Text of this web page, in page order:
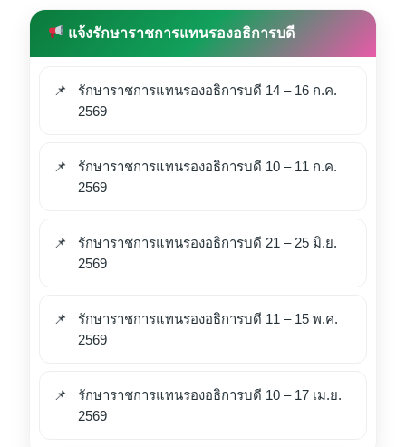
แจ้งรักษาราชการแทนรองอธิการบดี
รักษาราชการแทนรองอธิการบดี 14 – 16 ก.ค.
2569
รักษาราชการแทนรองอธิการบดี 10 – 11 ก.ค.
2569
รักษาราชการแทนรองอธิการบดี 21 – 25 มิ.ย.
2569
รักษาราชการแทนรองอธิการบดี 11 – 15 พ.ค.
2569
รักษาราชการแทนรองอธิการบดี 10 – 17 เม.ย.
2569